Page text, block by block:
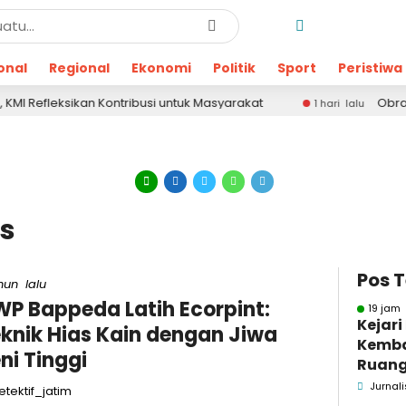
Regional Ekonomi Politik Sport Peristiwa
Kontribusi untuk Masyarakat 1 hari lalu
Obrak-abrik
lalu
Bappeda Latih Ecorpint:
Hias Kain dengan Jiwa
Tinggi
Pos
19 jam